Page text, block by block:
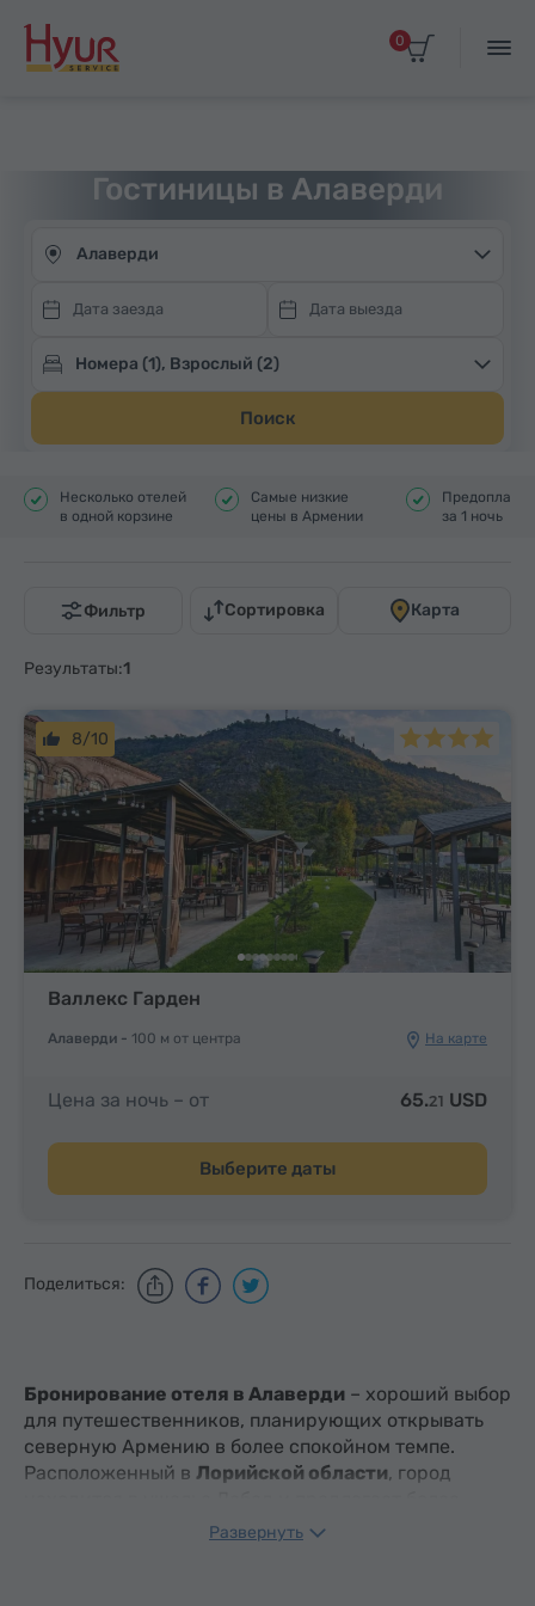
0
Гостиницы в Алаверди
Алаверди
Номера (1), Взрослый (2)
Поиск
Несколько отелей
в одной корзине
Самые низкие
цены в Армении
Предоплата
за 1 ночь
Результаты:1
Фильтр Сортировка Карта
Валлекс Гарден
Алаверди - 100 м от центра На карте
8/10
Цена за ночь – от 65.21 USD
Выберите даты
Поделиться:
Бронирование отеля в Алаверди – хороший выбор
для путешественников, планирующих открывать
северную Армению в более спокойном темпе.
Расположенный в Лорийской области, город
тихую альтернативу пребыванию в столице
Развернуть